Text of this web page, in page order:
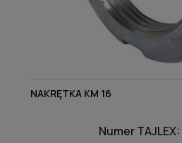
NAKRĘTKA KM 16
Numer TAJLEX: